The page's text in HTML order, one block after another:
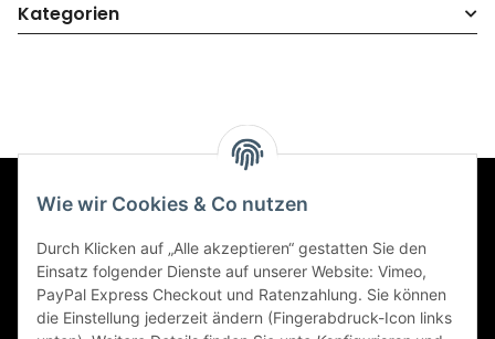
Kategorien
Gesetzliche Informationen
Wie wir Cookies & Co nutzen
Durch Klicken auf „Alle akzeptieren“ gestatten Sie den
Einsatz folgender Dienste auf unserer Website: Vimeo,
PayPal Express Checkout und Ratenzahlung. Sie können
die Einstellung jederzeit ändern (Fingerabdruck-Icon links